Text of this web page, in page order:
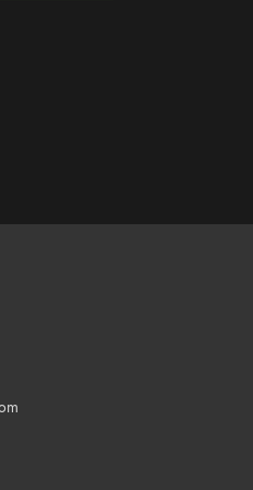
FEED: INSTAGRAM
FEED: FACEBOOK